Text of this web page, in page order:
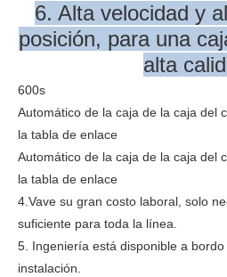
6. Alta velocidad y
posición, para una
alta
600s
Automático de la caja de la caja del
la tabla de enlace
Automático de la caja de la caja del
la tabla de enlace
4.Vave su gran costo laboral, solo
suficiente para toda la línea.
5. Ingeniería está disponible a
instalación.